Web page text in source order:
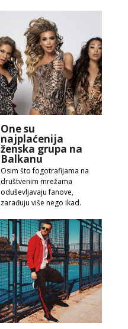
One su
najplaćenija
ženska grupa na
Balkanu
Osim što fogotrafijama na
društvenim mrežama
oduševljavaju fanove,
zarađuju više nego ikad.